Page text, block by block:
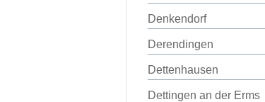
Denkendorf
Derendingen
Dettenhausen
Dettingen an der Erms